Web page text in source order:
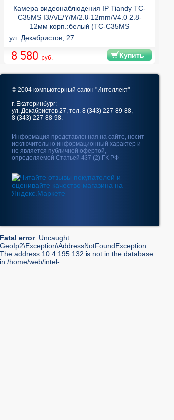
Камера видеонаблюдения IP Tiandy TC-
C35MS I3/A/E/Y/M/2.8-12mm/V4.0 2.8-
12мм корп.:белый (TC-C35MS
I3/A/E/Y/M/V4.0)
ул. Декабристов, 27
8 580 руб. Купить
© 2004 компьютерный салон "Интеллект"
г. Екатеринбург:
ул. Декабристов 27, тел. 8 (343) 227-89-88,
8 (343) 227-88-98.
Информация представленная на сайте, носит
исключительно информационный характер и
не является публичной офертой,
определяемой Статьей 437 (2) ГК РФ
Fatal error: Uncaught
GeoIp2\Exception\AddressNotFoundException:
The address 10.4.195.132 is not in the database.
in /home/web/intel-